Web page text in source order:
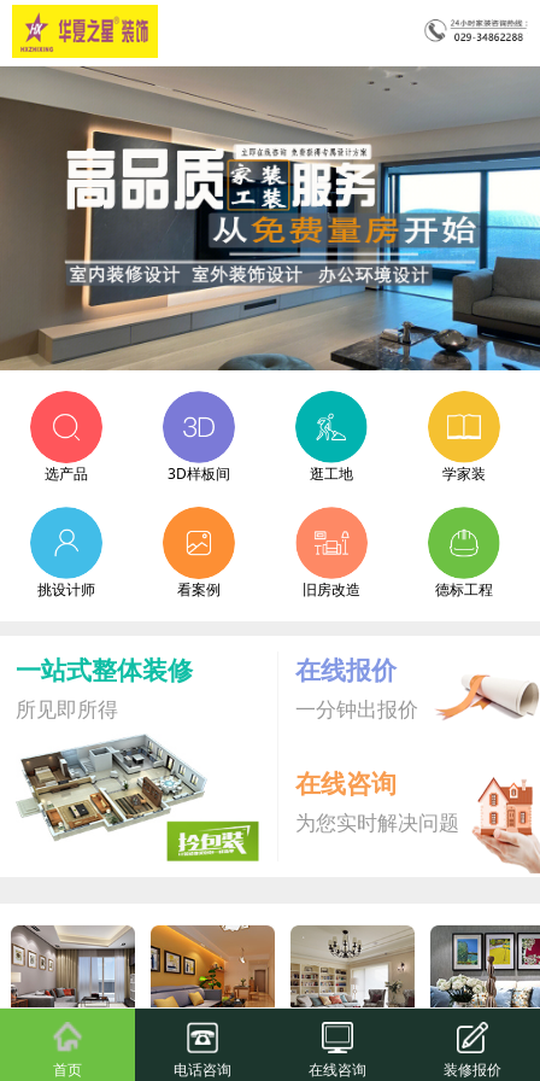
选产品 3D样板间 逛工地 学家装
挑设计师 看案例 旧房改造 德标工程
一站式整体装修
所见即所得
在线报价
一分钟出报价
在线咨询
为您实时解决问题
拎包装S 爆款新品 拎包装 尊享家
首页 电话咨询 在线咨询 装修报价